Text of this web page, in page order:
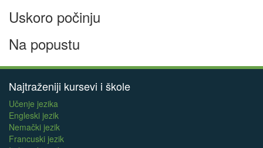
Uskoro počinju
Na popustu
Najtraženiji kursevi i škole
Učenje jezika
Engleski jezik
Nemački jezik
Francuski jezik